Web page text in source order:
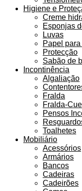
Higiene e
Creme
Esponjas
Luvas
Papel
Protecção
Sabão de
Incontinência
Algaliação
Fralda
Fralda-
Pensos
Toalhetes
Mobiliário
Acessórios
Armários
Bancos
Cadeiras
Cadeirões